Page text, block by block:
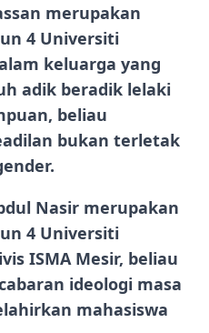
merupakan
4 Universiti
keluarga yang
adik beradik lelaki
beliau
bukan terletak
Nasir merupakan
4 Universiti
ISMA Mesir, beliau
ideologi masa
mahasiswa